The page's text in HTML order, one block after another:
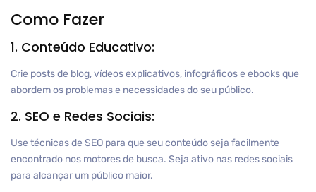
Como Fazer
1. Conteúdo Educativo:
Crie posts de blog, vídeos explicativos, infográficos e ebooks que
abordem os problemas e necessidades do seu público.
2. SEO e Redes Sociais:
Use técnicas de SEO para que seu conteúdo seja facilmente
encontrado nos motores de busca. Seja ativo nas redes sociais
para alcançar um público maior.